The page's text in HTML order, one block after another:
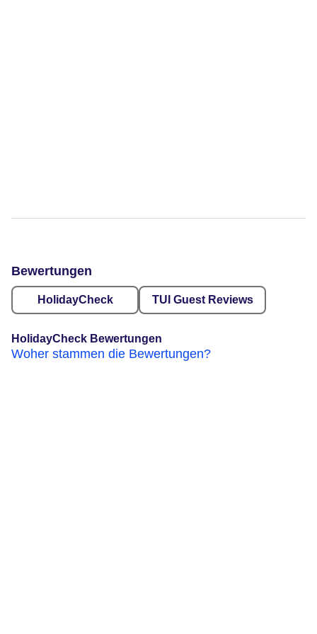
Bewertungen
HolidayCheck TUI Guest Reviews
HolidayCheck Bewertungen
Woher stammen die Bewertungen?